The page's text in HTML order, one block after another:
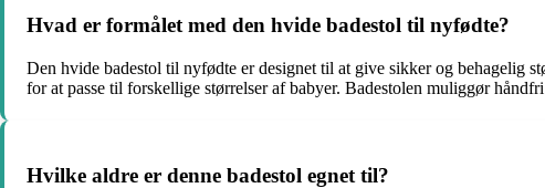
Hvad er formålet med den hvide badestol til nyfødte?
Den hvide badestol til nyfødte er designet til at give sikker og behagelig
for at passe til forskellige størrelser af babyer. Badestolen muliggør
Hvilke aldre er denne badestol egnet til?